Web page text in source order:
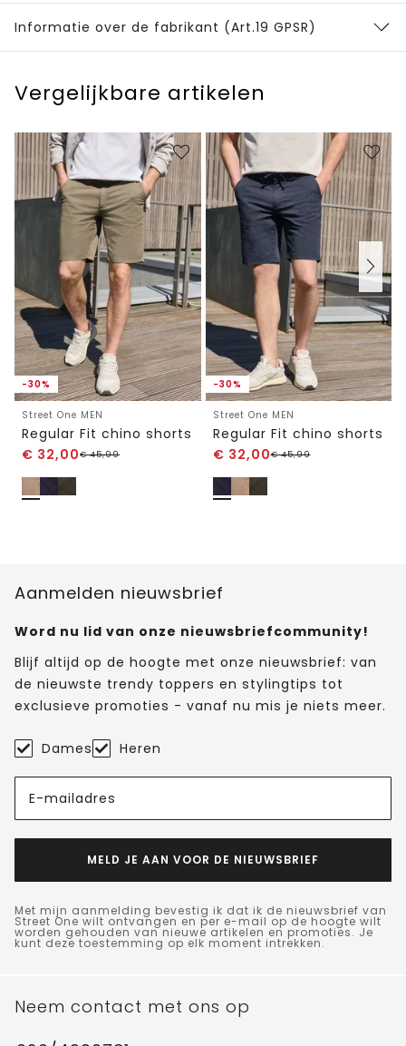
Informatie over de fabrikant (Art.19 GPSR)
Vergelijkbare artikelen
-30%
Street One MEN
Regular Fit chino shorts
€ 32,00€45,99
-30%
Street One MEN
Regular Fit chino shorts
€ 32,00€45,99
Aanmelden nieuwsbrief
Word nu lid van onze nieuwsbriefcommunity!
Blijf altijd op de hoogte met onze nieuwsbrief: van
de nieuwste trendy toppers en stylingtips tot
exclusieve promoties - vanaf nu mis je niets meer.
Dames Heren
E-mailadres
MELD JE AAN VOOR DE NIEUWSBRIEF
Met mijn aanmelding bevestig ik dat ik de nieuwsbrief van
Street One wilt ontvangen en per e-mail op de hoogte wilt
worden gehouden van nieuwe artikelen en promoties. Je
kunt deze toestemming op elk moment intrekken.
Neem contact met ons op